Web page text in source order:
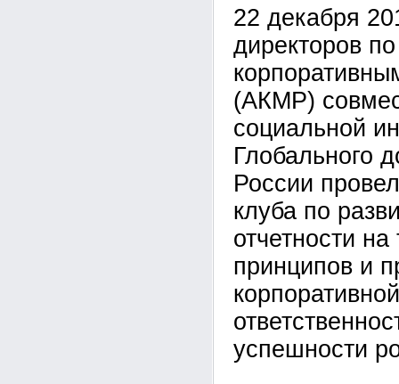
22 декабря
директоров
(АКМР)
социальной
Глобального
России
клуба по
отчетности
принципов и
успешности